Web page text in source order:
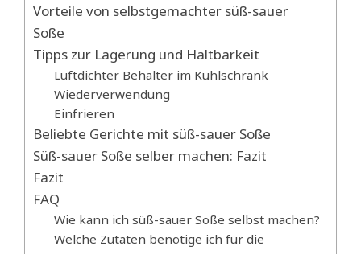
Vorteile von selbstgemachter süß-sauer
Soße
Tipps zur Lagerung und Haltbarkeit
Luftdichter Behälter im Kühlschrank
Wiederverwendung
Einfrieren
Beliebte Gerichte mit süß-sauer Soße
Süß-sauer Soße selber machen: Fazit
Fazit
FAQ
Wie kann ich süß-sauer Soße selbst machen?
Welche Zutaten benötige ich für die